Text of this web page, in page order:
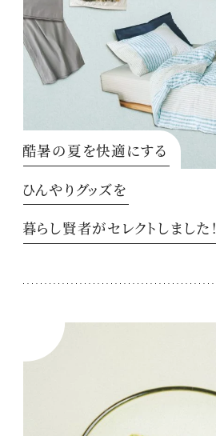
酷暑の夏を快適にする
ひんやりグッズを
暮らし賢者がセレクトしました！